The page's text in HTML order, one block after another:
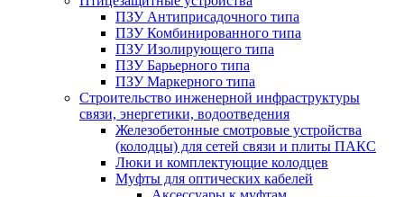
ПЗУ Антиприсадочного типа
ПЗУ Комбинированного типа
ПЗУ Изолирующего типа
ПЗУ Барьерного типа
ПЗУ Маркерного типа
Строительство инженерной инфраструктуры
связи, энергетики, водоотведения
Железобетонные смотровые устройства
(колодцы) для сетей связи и плиты ПАКС
Люки и комплектующие колодцев
Муфты для оптических кабелей